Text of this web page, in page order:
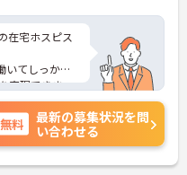
在宅ホスピス
いてしっかり
実現できま
用者さまが安
ジしてみませ
合わせくださ
無料
最新の募集状況を問
い合わせる